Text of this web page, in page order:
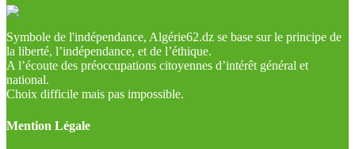
Symbole de l'indépendance, Algérie62.dz se base sur le principe de
la liberté, l’indépendance, et de l’éthique.
A l’écoute des préoccupations citoyennes d’intérêt général et
national.
Choix difficile mais pas impossible.
Mention Légale